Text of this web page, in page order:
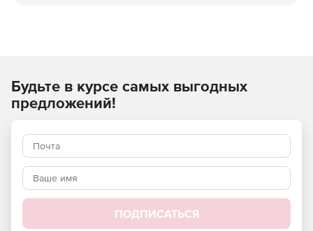
крепление.
Применение
Intel Socket 95W
Будьте в курсе самых выгодных
предложений!
ПОДПИСАТЬСЯ